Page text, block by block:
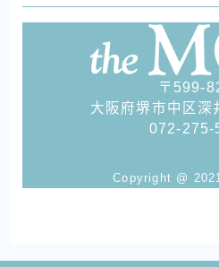
〒599-
大阪府堺市中区深
072-275-
Copyright @